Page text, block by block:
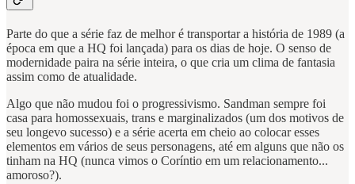
Parte do que a série faz de melhor é transportar a história de 1989 (a
época em que a HQ foi lançada) para os dias de hoje. O senso de
modernidade paira na série inteira, o que cria um clima de fantasia
assim como de atualidade.
Algo que não mudou foi o progressivismo. Sandman sempre foi
casa para homossexuais, trans e marginalizados (um dos motivos de
seu longevo sucesso) e a série acerta em cheio ao colocar esses
elementos em vários de seus personagens, até em alguns que não os
tinham na HQ (nunca vimos o Coríntio em um relacionamento...
amoroso?).